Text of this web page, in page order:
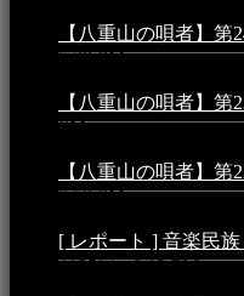
【八重山の唄者】
5:29 PM
【八重山の唄者】
PM
【八重山の唄者】
7:50 PM
[ レポート ] 音楽民族
月25日 - 9:13 PM